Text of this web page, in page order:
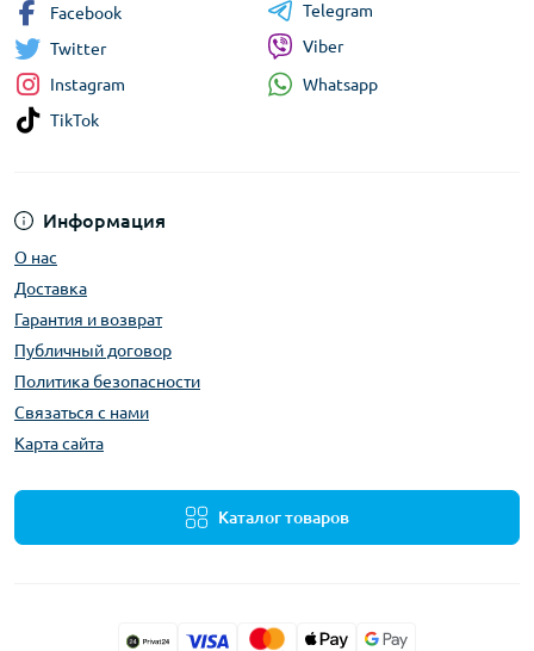
Информация
О нас
Доставка
Гарантия и возврат
Публичный договор
Политика безопасности
Связаться с нами
Карта сайта
Каталог товаров
Facebook
Twitter
Instagram
TikTok
Telegram
Viber
Whatsapp